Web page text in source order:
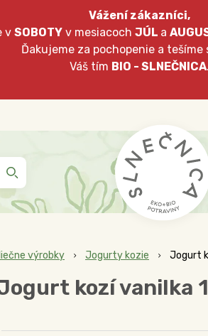
Vážení zákazníci,
v SOBOTYv mesiacoch JÚL a
Ďakujeme za pochopenie a tešíme
Váš tím BIO - SLNEČNICA.
výrobky Jogurty kozie Jogurt
kozí vanilka